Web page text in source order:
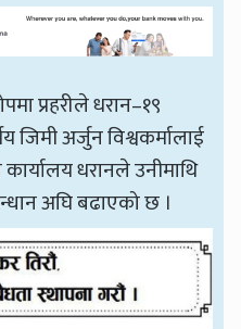
प्रहरीले धरान–१९
अर्जुन विश्वकर्मालाई
धरानले उनीमाथि
अघि बढाएको छ ।